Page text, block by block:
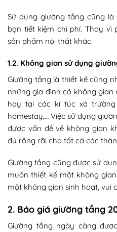
Sử dụng giường tầng cũng
bạn tiết kiệm chi phí. Thay vì
sản phẩm nội thất khác.
1.2. Không gian sử dụng
Giường tầng là thiết kế cũng
những gia đình có không gian
hay tại các kí túc xá
homestay,… Việc sử dụng
được vấn đề về không gian
đủ rộng rãi cho tất cả các
Giường tầng cũng được sử
muốn thiết kế một không
một không gian sinh hoạt, vui
2. Báo giá giường tầng
Giường tầng ngày càng